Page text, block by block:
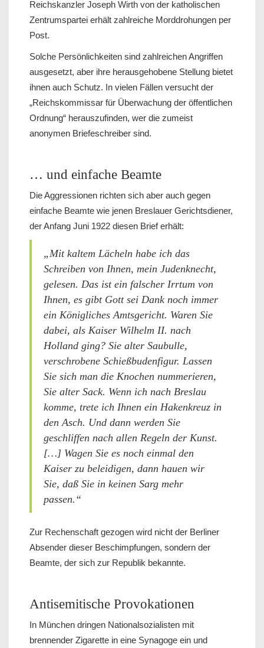
Reichskanzler Joseph Wirth von der katholischen
Zentrumspartei erhält zahlreiche Morddrohungen per
Post.
Solche Persönlichkeiten sind zahlreichen Angriffen
ausgesetzt, aber ihre herausgehobene Stellung bietet
ihnen auch Schutz. In vielen Fällen versucht der
„Reichskommissar für Überwachung der öffentlichen
Ordnung“ herauszufinden, wer die zumeist
anonymen Briefeschreiber sind.
… und einfache Beamte
Die Aggressionen richten sich aber auch gegen
einfache Beamte wie jenen Breslauer Gerichtsdiener,
der Anfang Juni 1922 diesen Brief erhält:
„Mit kaltem Lächeln habe ich das
Schreiben von Ihnen, mein Judenknecht,
gelesen. Das ist ein falscher Irrtum von
Ihnen, es gibt Gott sei Dank noch immer
ein Königliches Amtsgericht. Waren Sie
dabei, als Kaiser Wilhelm II. nach
Holland ging? Sie alter Saubulle,
verschrobene Schießbudenfigur. Lassen
Sie sich man die Knochen nummerieren,
Sie alter Sack. Wenn ich nach Breslau
komme, trete ich Ihnen ein Hakenkreuz in
den Asch. Und dann werden Sie
geschliffen nach allen Regeln der Kunst.
[…] Wagen Sie es noch einmal den
Kaiser zu beleidigen, dann hauen wir
Sie, daß Sie in keinen Sarg mehr
passen.“
Zur Rechenschaft gezogen wird nicht der Berliner
Absender dieser Beschimpfungen, sondern der
Beamte, der sich zur Republik bekannte.
Antisemitische Provokationen
In München dringen Nationalsozialisten mit
brennender Zigarette in eine Synagoge ein und